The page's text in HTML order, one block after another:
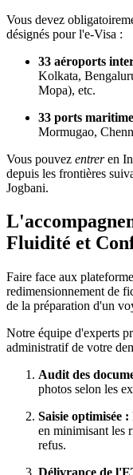
Vous devez
désignés pour l'e-Visa :
33 aéroports
Kolkata,
Mopa), etc.
33 ports
Mormugao,
Vous pouvez entreren
depuis les frontières
Jogbani.
Fluidité et
Faire face aux
redimensionnement de
de la préparation d'un
Notre équipe d'experts
administratif de votre
Audit des
photos selon les
Saisie optimisée :
en minimisant les
refus.